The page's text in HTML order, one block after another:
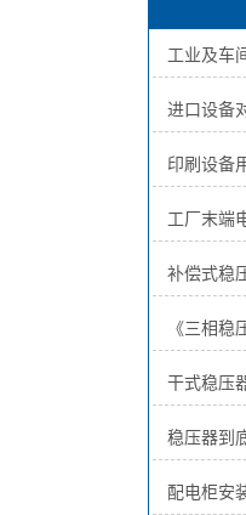
进口设备
工厂末端
《三相稳
稳压器到